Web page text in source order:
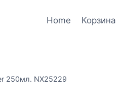
Home Корзина
250мл. NX25229